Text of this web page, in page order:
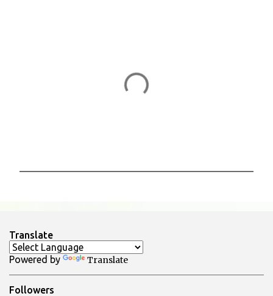
a
u
n
c
o
m
Translate
Powered by Translate
Followers